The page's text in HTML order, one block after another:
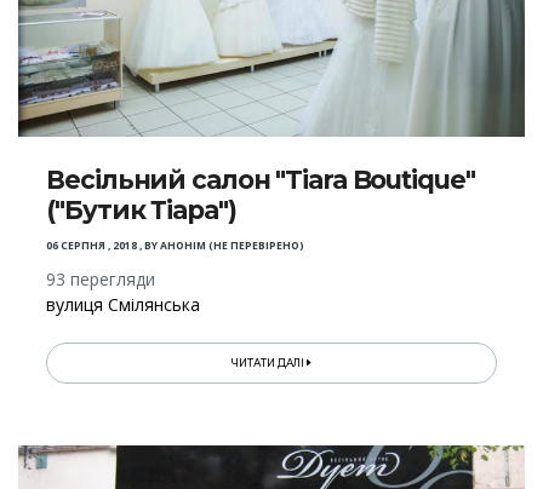
Весільний салон "Tiara Boutique"
("Бутик Тіара")
06 СЕРПНЯ , 2018,BYАНОНІМ (НЕ ПЕРЕВІРЕНО)
93 перегляди
вулиця Смілянська
ЧИТАТИ ДАЛІ